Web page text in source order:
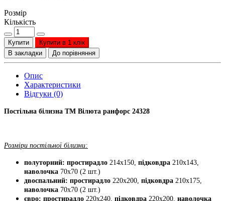
Розмір
Кількість
Купити
Купити в 1 клік
В закладки
До порівняння
Опис
Характеристики
Відгуки (0)
Постільна білизна ТМ Вілюта ранфорс 24328
Розміри постільної білизни:
полуторний: простирадло 214х150, підковдра 210х143,
наволочка 70х70 (2 шт.)
двоспальний: простирадло 220х200, підковдра 210х175,
наволочка 70х70 (2 шт.)
євро: простирадло 220х240, підковдра 220х200, наволочка